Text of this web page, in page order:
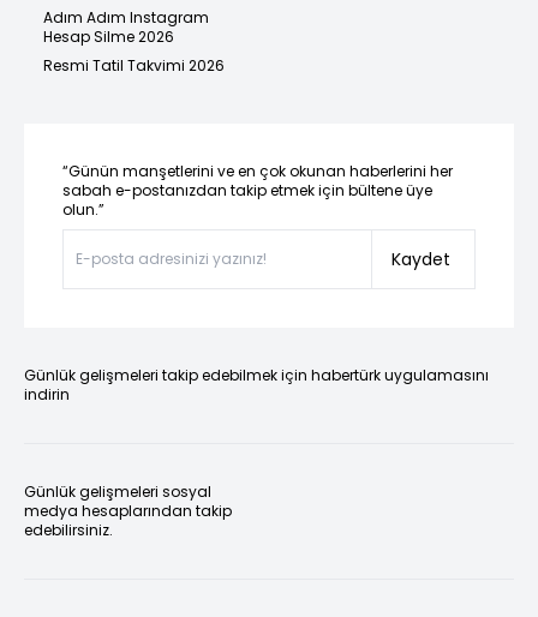
Adım Adım Instagram
Hesap Silme 2026
Resmi Tatil Takvimi 2026
“Günün manşetlerini ve en çok okunan haberlerini her
sabah e-postanızdan takip etmek için bültene üye
olun.”
Kaydet
Günlük gelişmeleri takip edebilmek için habertürk uygulamasını
indirin
Günlük gelişmeleri sosyal
medya hesaplarından takip
edebilirsiniz.